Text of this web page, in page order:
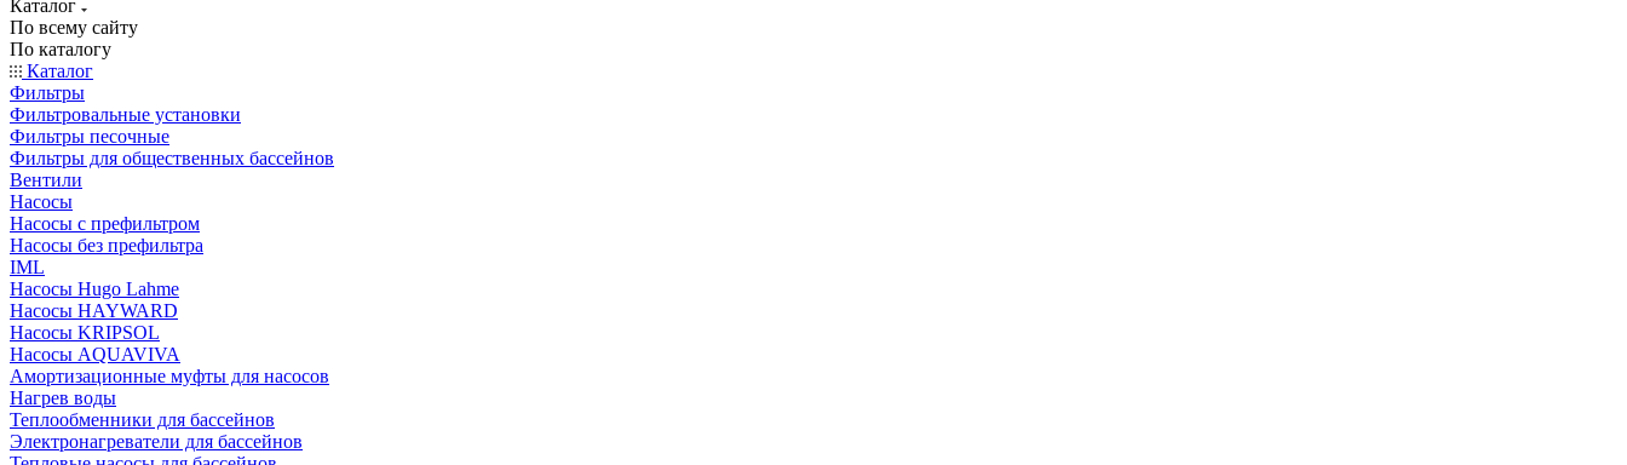
Каталог
По всему сайту
По каталогу
Каталог
Фильтры
Фильтровальные установки
Фильтры песочные
Фильтры для общественных бассейнов
Вентили
Насосы
Насосы с префильтром
Насосы без префильтра
IML
Насосы Hugo Lahme
Насосы HAYWARD
Насосы KRIPSOL
Насосы AQUAVIVA
Амортизационные муфты для насосов
Нагрев воды
Теплообменники для бассейнов
Электронагреватели для бассейнов